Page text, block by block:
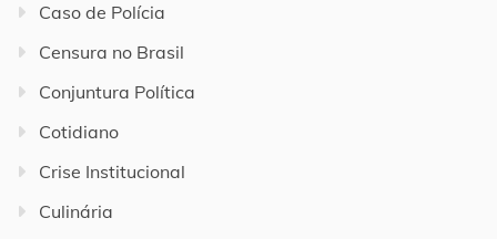
Caso de Polícia
Censura no Brasil
Conjuntura Política
Cotidiano
Crise Institucional
Culinária